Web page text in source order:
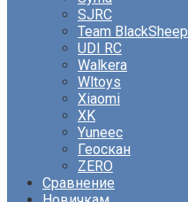
SJRC
Team BlackSheep
UDI RC
Walkera
Wltoys
Xiaomi
XK
Yuneec
Геоскан
ZERO
Сравнение